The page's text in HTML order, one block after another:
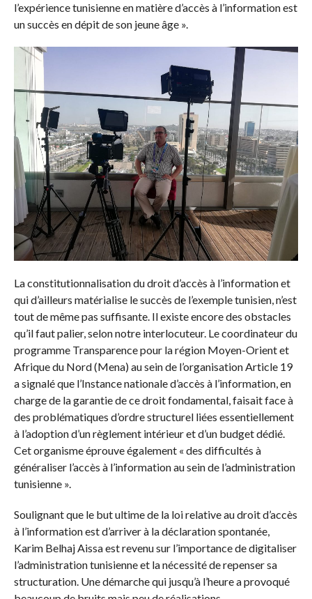
l’expérience tunisienne en matière d’accès à l’information est
un succès en dépit de son jeune âge ».
La constitutionnalisation du droit d’accès à l’information et
qui d’ailleurs matérialise le succès de l’exemple tunisien, n’est
tout de même pas suffisante. Il existe encore des obstacles
qu’il faut palier, selon notre interlocuteur. Le coordinateur du
programme Transparence pour la région Moyen-Orient et
Afrique du Nord (Mena) au sein de l’organisation Article 19
a signalé que l’Instance nationale d’accès à l’information, en
charge de la garantie de ce droit fondamental, faisait face à
des problématiques d’ordre structurel liées essentiellement
à l’adoption d’un règlement intérieur et d’un budget dédié.
Cet organisme éprouve également « des difficultés à
généraliser l’accès à l’information au sein de l’administration
tunisienne ».
Soulignant que le but ultime de la loi relative au droit d’accès
à l’information est d’arriver à la déclaration spontanée,
Karim Belhaj Aissa est revenu sur l’importance de digitaliser
l’administration tunisienne et la nécessité de repenser sa
structuration. Une démarche qui jusqu’à l’heure a provoqué